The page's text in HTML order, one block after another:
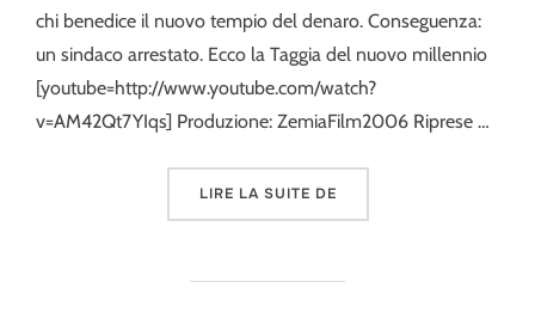
chi benedice il nuovo tempio del denaro. Conseguenza:
un sindaco arrestato. Ecco la Taggia del nuovo millennio
[youtube=http://www.youtube.com/watch?
v=AM42Qt7YIqs] Produzione: ZemiaFilm2006 Riprese …
LIRE LA SUITE DE« NASCITA DI UN